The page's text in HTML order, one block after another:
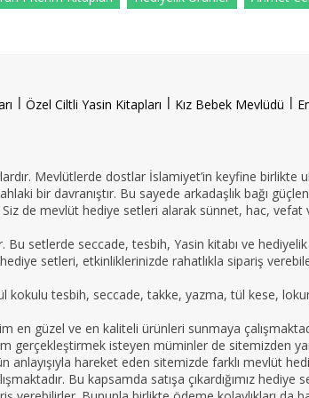
l Özel Ciltli Yasin Kitapları l Kız Bebek Mevlüdü l
Mevlütlerde dostlar İslamiyet’in keyfine birlikte
bir davranıştır. Bu sayede arkadaşlık bağı
de mevlüt hediye setleri alarak sünnet, hac,
setlerde seccade, tesbih, Yasin kitabı ve
setleri, etkinliklerinizde rahatlıkla sipariş
kokulu tesbih, seccade, takke, yazma, tül kese,
güzel ve en kaliteli ürünleri sunmaya
gerçekleştirmek isteyen müminler de sitemizden
hareket eden sitemizde farklı mevlüt
Bu kapsamda satışa çıkardığımız